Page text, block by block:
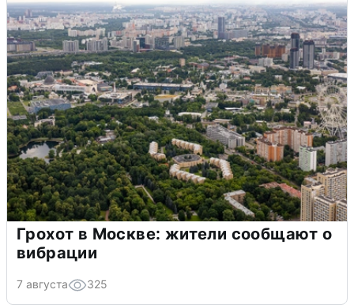
Грохот в Москве: жители сообщают о
вибрации
7 августа 325